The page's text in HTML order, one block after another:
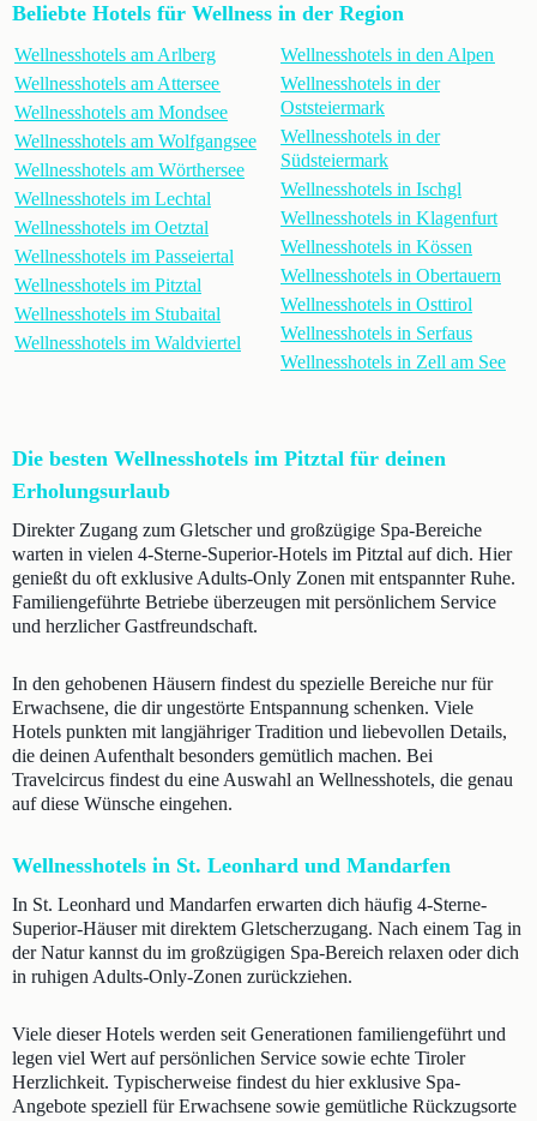
Beliebte Hotels für Wellness in der Region
Wellnesshotels am Arlberg
Wellnesshotels am Attersee
Wellnesshotels am Mondsee
Wellnesshotels am Wolfgangsee
Wellnesshotels am Wörthersee
Wellnesshotels im Lechtal
Wellnesshotels im Oetztal
Wellnesshotels im Passeiertal
Wellnesshotels im Pitztal
Wellnesshotels im Stubaital
Wellnesshotels im Waldviertel
Wellnesshotels in den Alpen
Wellnesshotels in der
Oststeiermark
Wellnesshotels in der
Südsteiermark
Wellnesshotels in Ischgl
Wellnesshotels in Klagenfurt
Wellnesshotels in Kössen
Wellnesshotels in Obertauern
Wellnesshotels in Osttirol
Wellnesshotels in Serfaus
Wellnesshotels in Zell am See
Die besten Wellnesshotels im Pitztal für deinen
Erholungsurlaub
Direkter Zugang zum Gletscher und großzügige Spa-Bereiche
warten in vielen 4-Sterne-Superior-Hotels im Pitztal auf dich. Hier
genießt du oft exklusive Adults-Only Zonen mit entspannter Ruhe.
Familiengeführte Betriebe überzeugen mit persönlichem Service
und herzlicher Gastfreundschaft.
In den gehobenen Häusern findest du spezielle Bereiche nur für
Erwachsene, die dir ungestörte Entspannung schenken. Viele
Hotels punkten mit langjähriger Tradition und liebevollen Details,
die deinen Aufenthalt besonders gemütlich machen. Bei
Travelcircus findest du eine Auswahl an Wellnesshotels, die genau
auf diese Wünsche eingehen.
Wellnesshotels in St. Leonhard und Mandarfen
In St. Leonhard und Mandarfen erwarten dich häufig 4-Sterne-
Superior-Häuser mit direktem Gletscherzugang. Nach einem Tag in
der Natur kannst du im großzügigen Spa-Bereich relaxen oder dich
in ruhigen Adults-Only-Zonen zurückziehen.
Viele dieser Hotels werden seit Generationen familiengeführt und
legen viel Wert auf persönlichen Service sowie echte Tiroler
Herzlichkeit. Typischerweise findest du hier exklusive Spa-
Angebote speziell für Erwachsene sowie gemütliche Rückzugsorte